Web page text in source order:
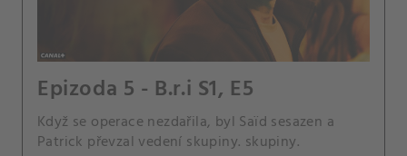
Epizoda 5 - B.r.i S1, E5
Když se operace nezdařila, byl Saïd sesazen a
Patrick převzal vedení skupiny. skupiny.